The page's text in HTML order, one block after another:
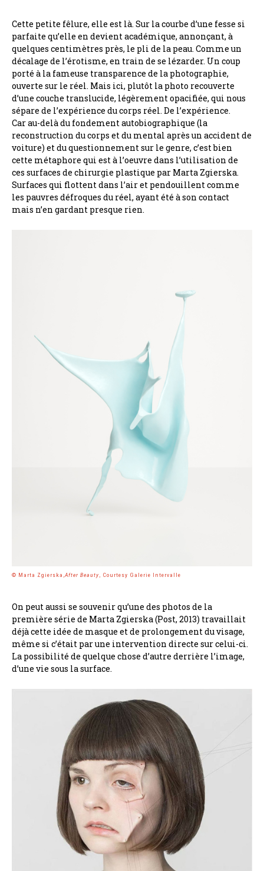
Cette petite fêlure, elle est là. Sur la courbe d’une fesse si
parfaite qu’elle en devient académique, annonçant, à
quelques centimètres près, le pli de la peau. Comme un
décalage de l’érotisme, en train de se lézarder. Un coup
porté à la fameuse transparence de la photographie,
ouverte sur le réel. Mais ici, plutôt la photo recouverte
d’une couche translucide, légèrement opacifiée, qui nous
sépare de l’expérience du corps réel. De l’expérience.
Car au-delà du fondement autobiographique (la
reconstruction du corps et du mental après un accident de
voiture) et du questionnement sur le genre, c’est bien
cette métaphore qui est à l’oeuvre dans l’utilisation de
ces surfaces de chirurgie plastique par Marta Zgierska.
Surfaces qui flottent dans l’air et pendouillent comme
les pauvres défroques du réel, ayant été à son contact
mais n’en gardant presque rien.
© Marta Zgierska, After Beauty , Courtesy Galerie Intervalle
On peut aussi se souvenir qu’une des photos de la
première série de Marta Zgierska (Post, 2013) travaillait
déjà cette idée de masque et de prolongement du visage,
même si c’était par une intervention directe sur celui-ci.
La possibilité de quelque chose d’autre derrière l’image,
d’une vie sous la surface.